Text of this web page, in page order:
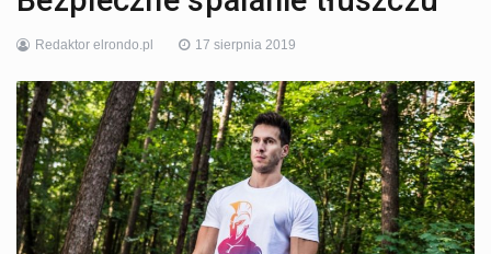
Redaktor elrondo.pl 17 sierpnia 2019